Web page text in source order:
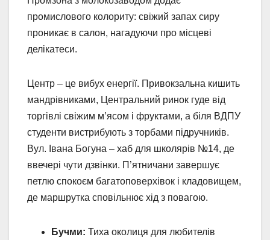
промислового колориту: свіжий запах сиру
проникає в салон, нагадуючи про місцеві
делікатеси.
Центр – це вибух енергії. Привокзальна кишить
мандрівниками, Центральний ринок гуде від
торгівлі свіжим м’ясом і фруктами, а біля ВДПУ
студенти вистрибують з торбами підручників.
Вул. Івана Богуна – хаб для школярів №14, де
ввечері чути дзвінки. П’ятничани завершує
петлю спокоєм багатоповерхівок і кладовищем,
де маршрутка сповільнює хід з повагою.
Бучми: Тиха околиця для любителів